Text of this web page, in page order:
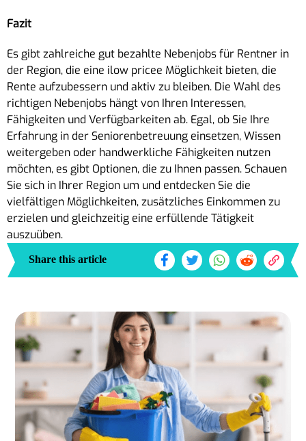
Fazit
Es gibt zahlreiche gut bezahlte Nebenjobs für Rentner in
der Region, die eine ilow pricee Möglichkeit bieten, die
Rente aufzubessern und aktiv zu bleiben. Die Wahl des
richtigen Nebenjobs hängt von Ihren Interessen,
Fähigkeiten und Verfügbarkeiten ab. Egal, ob Sie Ihre
Erfahrung in der Seniorenbetreuung einsetzen, Wissen
weitergeben oder handwerkliche Fähigkeiten nutzen
möchten, es gibt Optionen, die zu Ihnen passen. Schauen
Sie sich in Ihrer Region um und entdecken Sie die
vielfältigen Möglichkeiten, zusätzliches Einkommen zu
erzielen und gleichzeitig eine erfüllende Tätigkeit
auszuüben.
Share this article